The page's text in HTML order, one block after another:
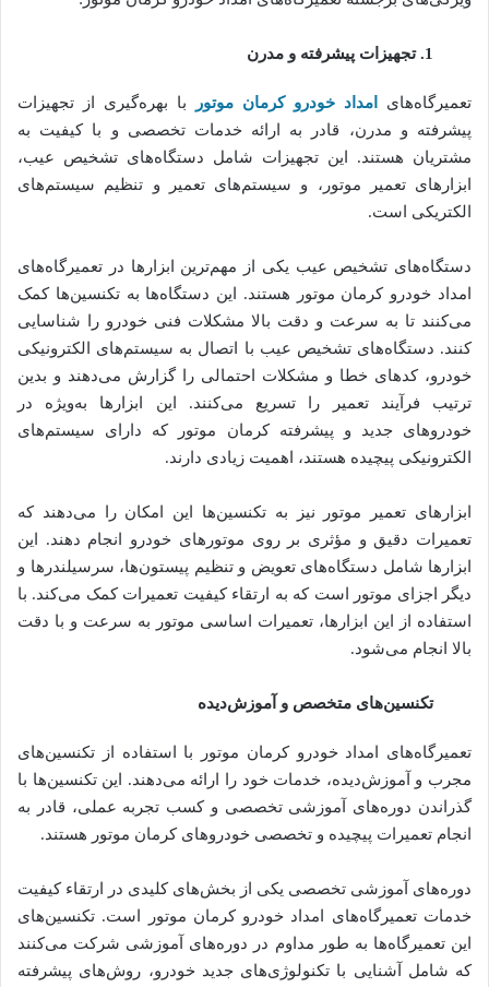
1
.تجهیزات پیشرفته و مدرن
تعمیرگاه‌های امداد خودرو کرمان موتور
با بهره‌گیری از تجهیزات
پیشرفته و مدرن، قادر به ارائه خدمات تخصصی و با کیفیت به
مشتریان هستند. این تجهیزات شامل دستگاه‌های تشخیص عیب،
ابزارهای تعمیر موتور، و سیستم‌های تعمیر و تنظیم سیستم‌های
الکتریکی است.
دستگاه‌های تشخیص عیب یکی از مهم‌ترین ابزارها در تعمیرگاه‌های
امداد خودرو کرمان موتور هستند. این دستگاه‌ها به تکنسین‌ها کمک
می‌کنند تا به سرعت و دقت بالا مشکلات فنی خودرو را شناسایی
کنند. دستگاه‌های تشخیص عیب با اتصال به سیستم‌های الکترونیکی
خودرو، کدهای خطا و مشکلات احتمالی را گزارش می‌دهند و بدین
ترتیب فرآیند تعمیر را تسریع می‌کنند. این ابزارها به‌ویژه در
خودروهای جدید و پیشرفته کرمان موتور که دارای سیستم‌های
الکترونیکی پیچیده هستند، اهمیت زیادی دارند.
ابزارهای تعمیر موتور نیز به تکنسین‌ها این امکان را می‌دهند که
تعمیرات دقیق و مؤثری بر روی موتورهای خودرو انجام دهند. این
ابزارها شامل دستگاه‌های تعویض و تنظیم پیستون‌ها، سرسیلندرها و
دیگر اجزای موتور است که به ارتقاء کیفیت تعمیرات کمک می‌کند. با
استفاده از این ابزارها، تعمیرات اساسی موتور به سرعت و با دقت
بالا انجام می‌شود.
تکنسین‌های متخصص و آموزش‌دیده
تعمیرگاه‌های امداد خودرو کرمان موتور با استفاده از تکنسین‌های
مجرب و آموزش‌دیده، خدمات خود را ارائه می‌دهند. این تکنسین‌ها با
گذراندن دوره‌های آموزشی تخصصی و کسب تجربه عملی، قادر به
انجام تعمیرات پیچیده و تخصصی خودروهای کرمان موتور هستند.
دوره‌های آموزشی تخصصی یکی از بخش‌های کلیدی در ارتقاء کیفیت
خدمات تعمیرگاه‌های امداد خودرو کرمان موتور است. تکنسین‌های
این تعمیرگاه‌ها به طور مداوم در دوره‌های آموزشی شرکت می‌کنند
که شامل آشنایی با تکنولوژی‌های جدید خودرو، روش‌های پیشرفته